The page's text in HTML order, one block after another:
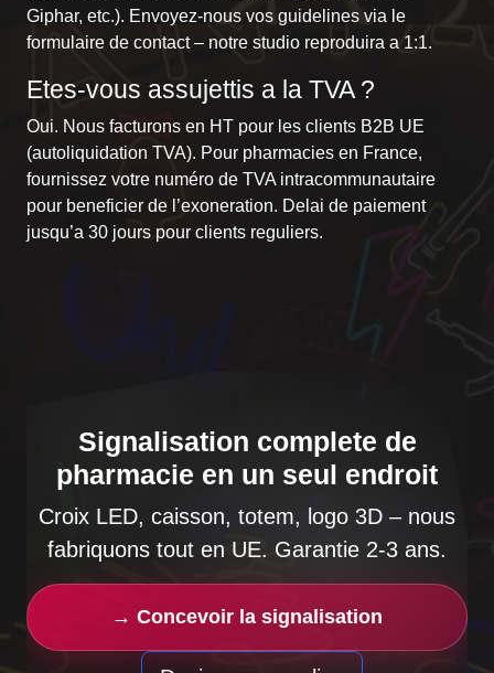
Giphar, etc.). Envoyez-nous vos guidelines via le
formulaire de contact– notre studio reproduira a 1:1.
Etes-vous assujettis a la TVA ?
Oui. Nous facturons en HT pour les clients B2B UE
(autoliquidation TVA). Pour pharmacies en France,
fournissez votre numéro de TVA intracommunautaire
pour beneficier de l’exoneration. Delai de paiement
jusqu’a 30 jours pour clients reguliers.
Signalisation complete de
pharmacie en un seul endroit
Croix LED, caisson, totem, logo 3D – nous
fabriquons tout en UE. Garantie 2-3 ans.
→ Concevoir la signalisation